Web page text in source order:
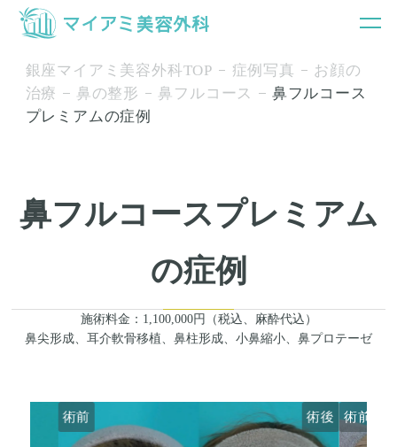
銀座マイアミ美容外科TOP 症例写真
お顔の
治療
鼻の整形 鼻フルコース
鼻フルコース
プレミアムの症例
鼻フルコースプレミアム
の症例
施術料金：1,100,000円（税込、麻酔代込）
鼻尖形成、耳介軟骨移植、鼻柱形成、小鼻縮小、鼻プロテーゼ
術前 術後 術前